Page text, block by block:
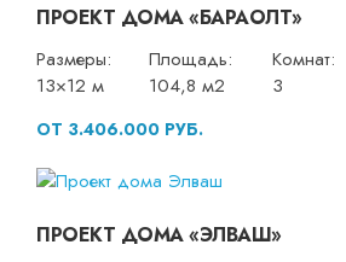
ПРОЕКТ ДОМА «БАРАОЛТ»
Размеры:
13×12 м
Площадь:
104,8 м2
Комнат:
3
ОТ 3.406.000 РУБ.
ПРОЕКТ ДОМА «ЭЛВАШ»